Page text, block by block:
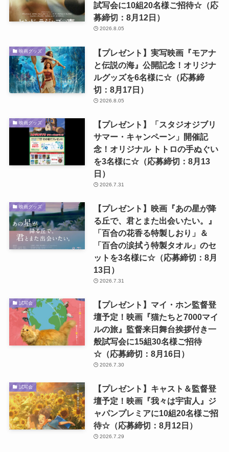
試写会に10組20名様ご招待☆（応
募締切：8月12日）
2026.8.05
映画グッズ
【プレゼント】実写映画『モアナ
と伝説の海』公開記念！オリジナ
ルグッズを6名様に☆（応募締
切：8月17日）
2026.8.05
映画グッズ
【プレゼント】「スタジオジブリ
サマー・キャンペーン」開催記
念！オリジナル トトロの手ぬぐい
を3名様に☆（応募締切：8月13
日）
2026.7.31
映画グッズ
【プレゼント】映画『あの星が降
る丘で、君とまた出会いたい。』
「百合の花香る特製しおり」＆
「百合の涙拭う特製タオル」のセ
ットを3名様に☆（応募締切：8月
13日）
2026.7.31
試写会
【プレゼント】マイ・ホン監督登
壇予定！映画『猫たちと7000マイ
ルの旅』監督来日舞台挨拶付き一
般試写会に15組30名様ご招待
☆（応募締切：8月16日）
2026.7.30
試写会
【プレゼント】キャスト＆監督登
壇予定！映画『我々は宇宙人』ジ
ャパンプレミアに10組20名様ご招
待☆（応募締切：8月12日）
2026.7.29